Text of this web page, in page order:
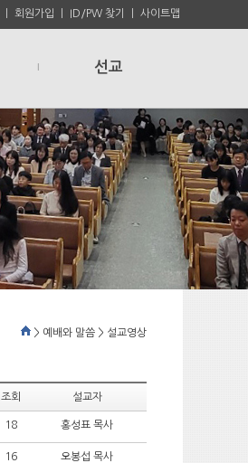
회원가입 ID/PW 찾기 사이트맵
선교
> 예배와 말씀 > 설교영상
조회 설교자
18 홍성표 목사
16 오봉섭 목사